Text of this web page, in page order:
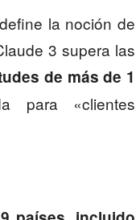
la noción de
3 supera las
de más de 1
para «clientes